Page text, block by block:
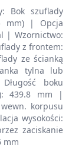
Bok szuflady
mm) | Opcja
| Wzornictwo:
z frontem:
ze ścianką
tylna lub
boku
439.8 mm |
korpusu
wysokości:
zaciskanie
mm